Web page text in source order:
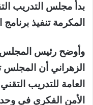
بدأ مجلس التدريب
المكرمة تنفيذ
وأوضح رئيس المجلس
الزهراني أن
العامة للتدريب
الأمن الفكري في